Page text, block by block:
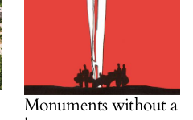
Monuments without a